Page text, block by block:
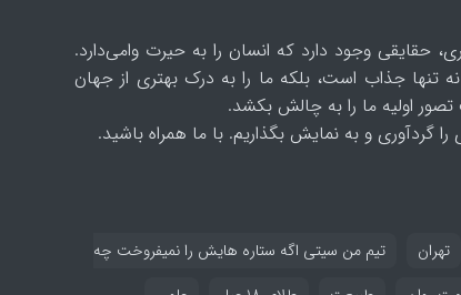
حقایقی وجود دارد که انسان را به حیرت وامی‌دارد.
جذاب است، بلکه ما را به درک بهتری از جهان
اولیه ما را به چالش بکشد.
گردآوری و به نمایش بگذاریم. با ما همراه باشید.
تهران
تیم من سیتی اگه ستاره هایش را نمیفروخت چه